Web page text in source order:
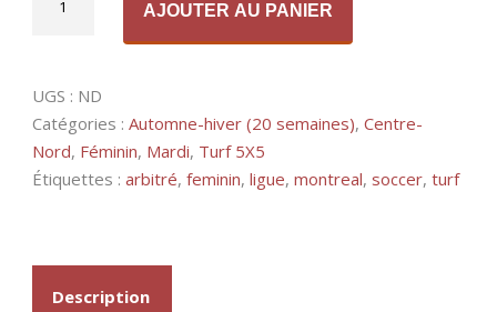
-
Mardi,
Féminin
(Automne-
AJOUTER AU PANIER
UGS : ND
Catégories : Automne-hiver (20 semaines), Centre-
Nord, Féminin, Mardi, Turf 5X5
Étiquettes : arbitré, feminin, ligue, montreal, soccer, turf
Description